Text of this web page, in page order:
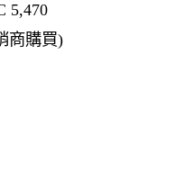
5,470
商購買)